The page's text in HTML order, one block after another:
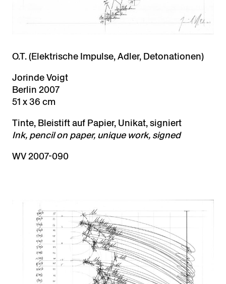
O.T. (Elektrische Impulse, Adler, Detonationen)
Jorinde Voigt
Berlin 2007
51 x 36 cm
Tinte, Bleistift auf Papier, Unikat, signiert
Ink, pencil on paper, unique work, signed
WV 2007-090